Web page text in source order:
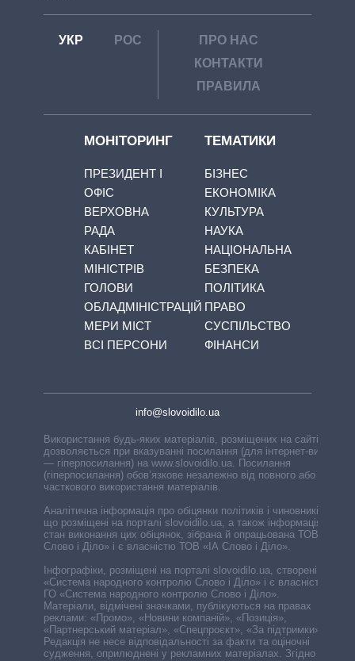
УКР РОС
ПРО НАС
КОНТАКТИ
ПРАВИЛА
МОНІТОРИНГ
ПРЕЗИДЕНТ І
ОФІС
ВЕРХОВНА
РАДА
КАБІНЕТ
МІНІСТРІВ
ГОЛОВИ
ОБЛАДМІНІСТРАЦІЙ
МЕРИ МІСТ
ВСІ ПЕРСОНИ
ТЕМАТИКИ
БІЗНЕС
ЕКОНОМІКА
КУЛЬТУРА
НАУКА
НАЦІОНАЛЬНА
БЕЗПЕКА
ПОЛІТИКА
ПРАВО
СУСПІЛЬСТВО
ФІНАНСИ
info@slovoidilo.ua
Використання будь-яких матеріалів, розміщених на сайті,
дозволяється при вказуванні посилання (для інтернет-видань
— гіперпосилання) на www.slovoidilo.ua. Посилання
(гіперпосилання) обов’язкове незалежно від повного або
часткового використання матеріалів.
Аналітична інформація про обіцянки політиків і чиновників,
що розміщені на порталі slovoidilo.ua, а також інформація про
стан виконання цих обіцянок, зібрана й опрацьована ТОВ «ІА
Слово і Діло» і є власністю ТОВ «ІА Слово і Діло».
Інфографіки, розміщені на порталі slovoidilo.ua, створені ГО
«Система народного контролю Слово і Діло» і є власністю
ГО «Система народного контролю Слово і Діло».
Матеріали, відмічені значками, публікуються на правах
реклами: «Промо», «Новини компаній», «Позиція»,
«Партнерський матеріал», «Спецпроєкт», «За підтримки».
Редакція не несе відповідальності за факти та оціночні
судження, оприлюднені у рекламних матеріалах. Згідно з